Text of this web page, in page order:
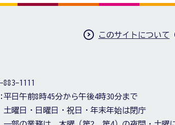
このサイトについて
883-1111
平日午前8時45分から午後4時30分まで
土曜日・日曜日・祝日・年末年始は閉庁